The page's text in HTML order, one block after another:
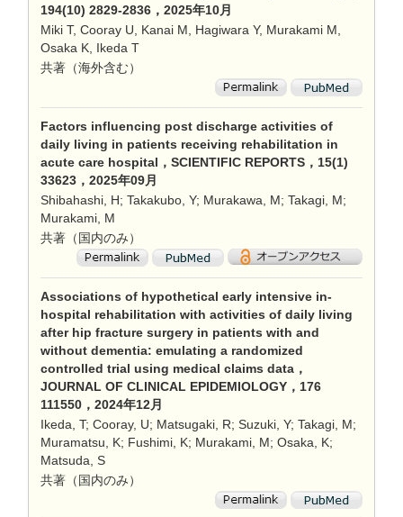
194(10) 2829-2836，2025年10月
Miki T, Cooray U, Kanai M, Hagiwara Y, Murakami M,
Osaka K, Ikeda T
共著（海外含む）
Factors influencing post discharge activities of
daily living in patients receiving rehabilitation in
acute care hospital，SCIENTIFIC REPORTS，15(1)
33623，2025年09月
Shibahashi, H; Takakubo, Y; Murakawa, M; Takagi, M;
Murakami, M
共著（国内のみ）
Associations of hypothetical early intensive in-
hospital rehabilitation with activities of daily living
after hip fracture surgery in patients with and
without dementia: emulating a randomized
controlled trial using medical claims data，
JOURNAL OF CLINICAL EPIDEMIOLOGY，176
111550，2024年12月
Ikeda, T; Cooray, U; Matsugaki, R; Suzuki, Y; Takagi, M;
Muramatsu, K; Fushimi, K; Murakami, M; Osaka, K;
Matsuda, S
共著（国内のみ）